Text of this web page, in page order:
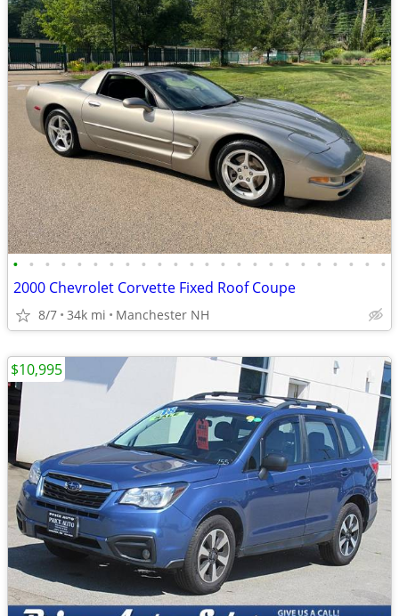
• • • • • • • • • • • • • • • • • • • • • • • •
2000 Chevrolet Corvette Fixed Roof Coupe
8/7 34k mi Manchester NH
$10,995